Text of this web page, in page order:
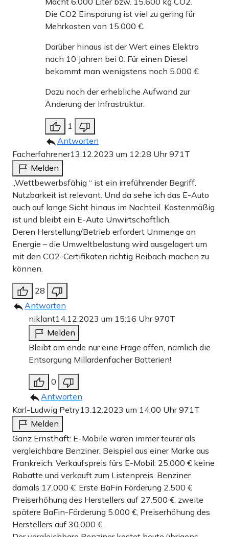
Die CO2 Einsparung ist viel zu gering für
Mehrkosten von 15.000 €.
Darüber hinaus ist der Wert eines Elektro
nach 10 Jahren bei 0. Für einen Diesel
bekommt man wenigstens noch 5.000 €.
Dazu noch der erhebliche Aufwand zur
Änderung der Infrastruktur.
1
Antworten
Facherfahrener13.12.2023 um 12:28 Uhr971T
Melden
„Wettbewerbsfähig “ ist ein irreführender Begriff.
Nutzbarkeit ist relevant. Und da sehe ich das E-Auto
auch auf lange Sicht hinaus im Nachteil. Kostenmäßig
ist und bleibt ein E-Auto Unwirtschaftlich.
Deren Herstellung/Betrieb erfordert Unmenge an
Energie – die Umweltbelastung wird ausgelagert um
mit den CO2-Certifikaten richtig Reibach machen zu
können.
28
Antworten
niklant14.12.2023 um 15:16 Uhr970T
Melden
Bleibt am ende nur eine Frage offen, nämlich die
Entsorgung Millardenfacher Batterien!
0
Antworten
Karl-Ludwig Petry13.12.2023 um 14:00 Uhr971T
Melden
Ganz Ernsthaft: E-Mobile waren immer teurer als
vergleichbare Benziner. Beispiel aus einer Marke aus
Frankreich: Verkaufspreis fürs E-Mobil: 25.000 € keine
Rabatte und verkauft zum Listenpreis. Benziner
damals 17.000 €. Erste BaFin Förderung 2.500 €
Preiserhöhung des Herstellers auf 27.500 €, zweite
spätere BaFin-Förderung 5.000 €, Preiserhöhung des
Herstellers auf 30.000 €.